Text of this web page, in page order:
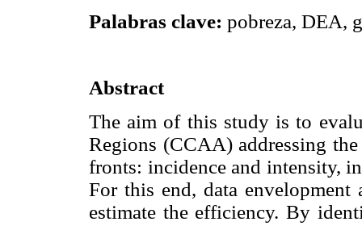
Palabras clave: pobreza, DEA,
Abstract
The aim of this study is to
Regions (CCAA) addressing
fronts: incidence and intensity,
For this end, data
estimate the efficiency. By